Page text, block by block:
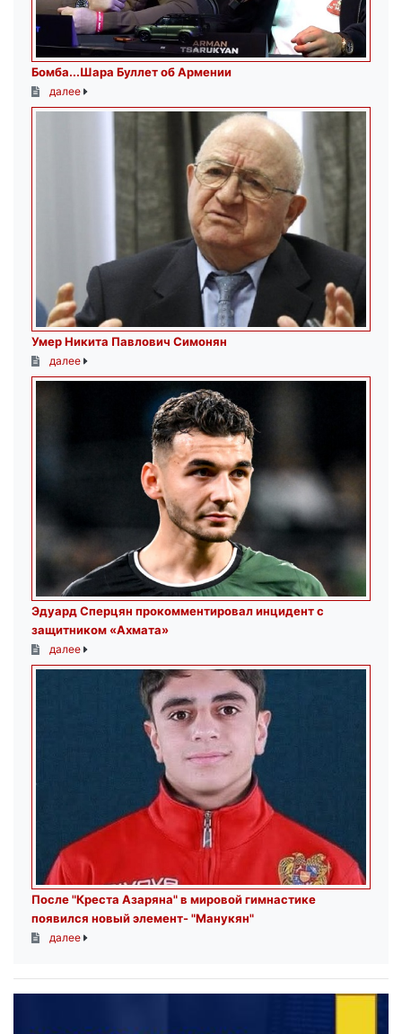
Бомба...Шара Буллет об Армении
далее
Умер Никита Павлович Симонян
далее
Эдуард Сперцян прокомментировал инцидент с
защитником «Ахмата»
далее
После "Креста Азаряна" в мировой гимнастике
появился новый элемент- "Манукян"
далее